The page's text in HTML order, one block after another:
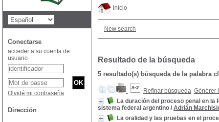
Inicio
New search
Resultado de la búsqueda
5 resultado(s) búsqueda de la palabra
Refinar búsqueda Générer
La duración del proceso penal en
sistema federal argentino / Adrián
La oralidad y las pruebas en el
Conectarse
acceder a su cuenta de
usuario
Olvidé mi contraseña
Dirección